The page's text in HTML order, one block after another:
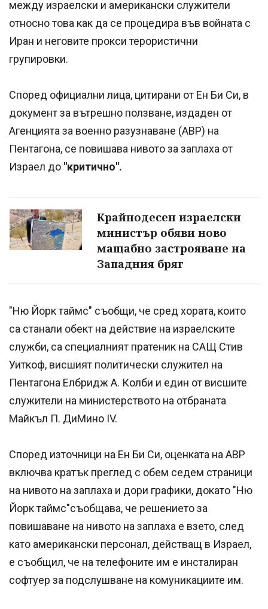
между израелски и американски служители
относно това как да се процедира във войната с
Иран и неговите прокси терористични
групировки.
Според официални лица, цитирани от Ен Би Си, в
документ за вътрешно ползване, издаден от
Агенцията за военно разузнаване (АВР) на
Пентагона, се повишава нивото за заплаха от
Израел до "критично".
Крайнодесен израелски
министър обяви ново
мащабно застрояване на
Западния бряг
"Ню Йорк таймс" съобщи, че сред хората, които
са станали обект на действие на израелските
служби, са специалният пратеник на САЩ Стив
Уиткоф, висшият политически служител на
Пентагона Елбридж А. Колби и един от висшите
служители на министерството на отбраната
Майкъл П. ДиМино IV.
Според източници на Ен Би Си, оценката на АВР
включва кратък преглед с обем седем страници
на нивото на заплаха и дори графики, докато "Ню
Йорк таймс"съобщава, че решението за
повишаване на нивото на заплаха е взето, след
като американски персонал, действащ в Израел,
е съобщил, че на телефоните им е инсталиран
софтуер за подслушване на комуникациите им.